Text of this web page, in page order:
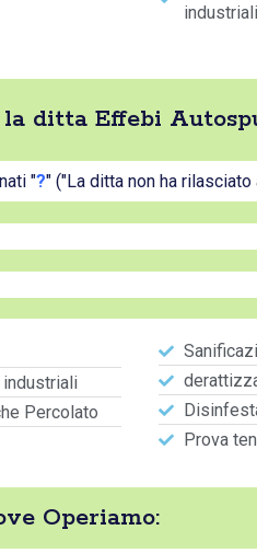
industriali
ditta Effebi
"?" ("La ditta non ha
Percolato
Prova
Operiamo: